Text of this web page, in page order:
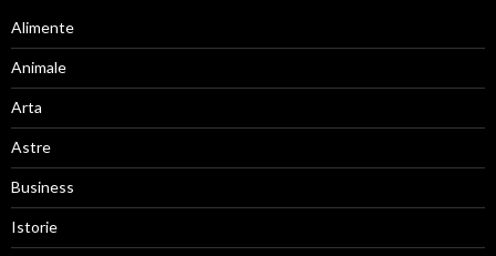
Alimente
Animale
Arta
Astre
Business
Istorie